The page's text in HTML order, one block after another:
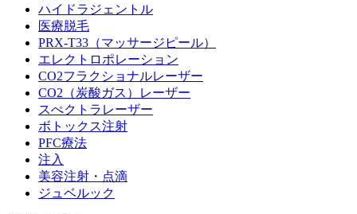
ハイドラジェントル
医療脱毛
PRX-T33（マッサージピール）
エレクトロポレーション
CO2フラクショナルレーザー
CO2（炭酸ガス）レーザー
スぺクトラレーザー
ボトックス注射
PFC療法
注入
美容注射・点滴
ジュベルック